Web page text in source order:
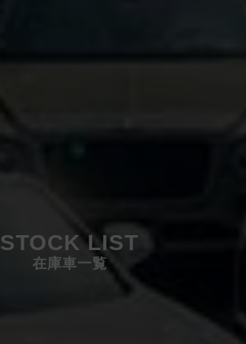
STOCK LIST
在庫車一覧